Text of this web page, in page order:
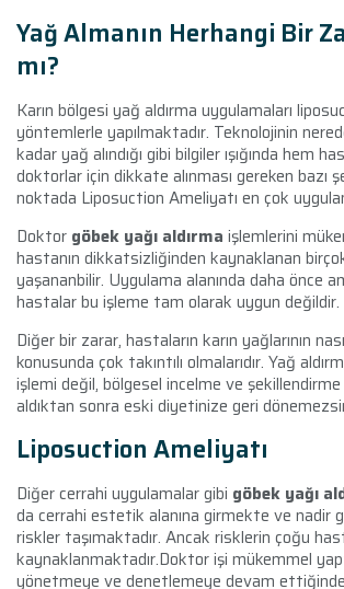
Yağ Almanın Herhangi Bir
mı?
Karın bölgesi yağ aldırma uygulamaları
yöntemlerle yapılmaktadır. Teknolojinin
kadar yağ alındığı gibi bilgiler ışığında hem
doktorlar için dikkate alınması gereken bazı
noktada Liposuction Ameliyatı en çok
Doktor göbek yağı aldırma işlemlerini
hastanın dikkatsizliğinden kaynaklanan
yaşananbilir. Uygulama alanında daha önce
hastalar bu işleme tam olarak uygun değildir.
Diğer bir zarar, hastaların karın yağlarının
konusunda çok takıntılı olmalarıdır. Yağ
işlemi değil, bölgesel incelme ve şekillendirme
aldıktan sonra eski diyetinize geri
Liposuction Ameliyatı
Diğer cerrahi uygulamalar gibi göbek yağı
da cerrahi estetik alanına girmekte ve nadir
riskler taşımaktadır. Ancak risklerin çoğu
kaynaklanmaktadır.Doktor işi mükemmel
yönetmeye ve denetlemeye devam ettiğinde